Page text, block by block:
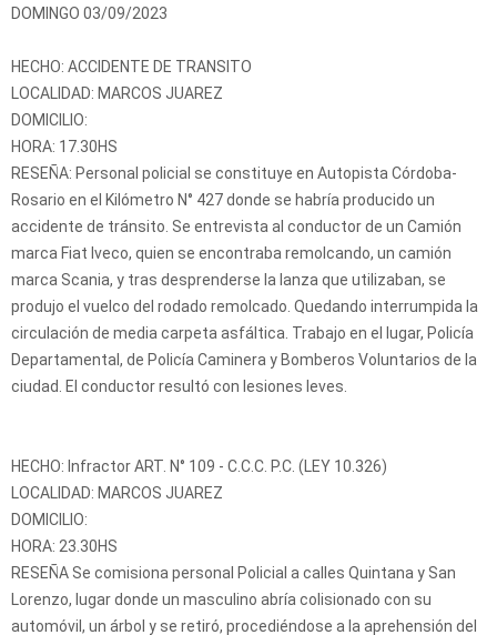
DOMINGO 03/09/2023
HECHO: ACCIDENTE DE TRANSITO
LOCALIDAD: MARCOS JUAREZ
DOMICILIO:
HORA: 17.30HS
RESEÑA: Personal policial se constituye en Autopista Córdoba-
Rosario en el Kilómetro N° 427 donde se habría producido un
accidente de tránsito. Se entrevista al conductor de un Camión
marca Fiat Iveco, quien se encontraba remolcando, un camión
marca Scania, y tras desprenderse la lanza que utilizaban, se
produjo el vuelco del rodado remolcado. Quedando interrumpida la
circulación de media carpeta asfáltica. Trabajo en el lugar, Policía
Departamental, de Policía Caminera y Bomberos Voluntarios de la
ciudad. El conductor resultó con lesiones leves.
HECHO: Infractor ART. N° 109 - C.C.C. P.C. (LEY 10.326)
LOCALIDAD: MARCOS JUAREZ
DOMICILIO:
HORA: 23.30HS
RESEÑA Se comisiona personal Policial a calles Quintana y San
Lorenzo, lugar donde un masculino abría colisionado con su
automóvil, un árbol y se retiró, procediéndose a la aprehensión del